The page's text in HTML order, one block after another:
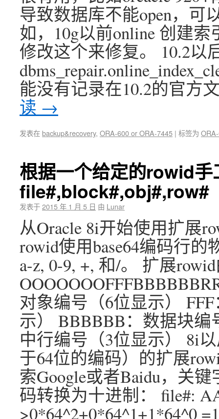
导致数据库不能open，可
如，10g以前online 创建
修改这个来修复。 10.2以
能没有记录在10.2的官方
读 →
发表在backup&recovery, ORA-600 or ORA-7445 | 标签为
根据一个给定的rowid手
file#,block#,obj#,row#
发表于2015 年 1 月 5 日 由 Lunar
从Oracle 8i开始使用扩展
rowid使用base64编码行
a-z, 0-9, +, 和/。 扩展
对象编号（6位显示）
示） BBBBBB：数据块编
中行编号（3位显示） 8i
于64位的编码）的扩展
索Google或者Baidu，关键
码转换为十进制： file#:
>0*64^2+0*64^1+1*64^0